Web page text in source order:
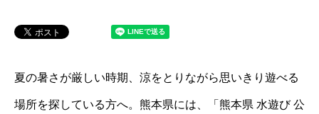
夏の暑さが厳しい時期、涼をとりながら思いきり遊べる
場所を探している方へ。熊本県には、「熊本県 水遊び 公